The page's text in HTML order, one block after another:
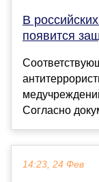
В
появится
Согласно
14:23, 24 Фев